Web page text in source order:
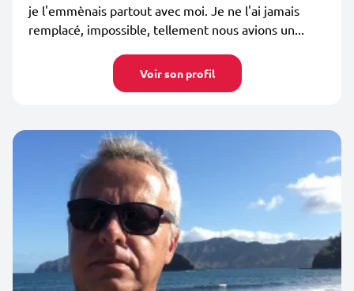
je l'emmènais partout avec moi. Je ne l'ai jamais
remplacé, impossible, tellement nous avions un...
Voir son profil